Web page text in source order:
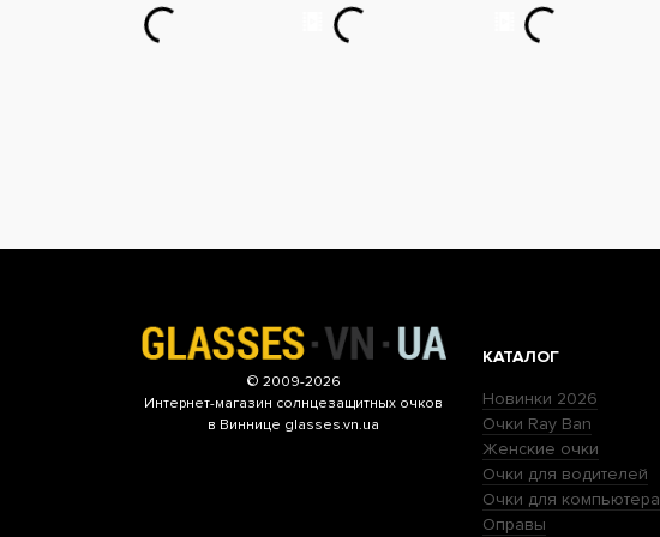
© 2009-2026
Интернет-магазин солнцезащитных очков
в Виннице glasses.vn.ua
КАТАЛОГ
Новинки 2026
Очки Ray Ban
Женские очки
Очки для водителей
Очки для компьютера
Оправы